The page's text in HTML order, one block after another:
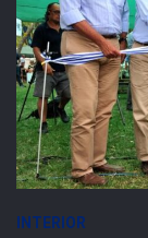
INTERIOR